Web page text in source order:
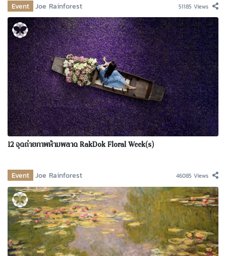
Event Joe Rainforest 51185 Views
12 จุดถ่ายภาพห้ามพลาด RakDok Floral Week(s)
Event Joe Rainforest 46085 Views